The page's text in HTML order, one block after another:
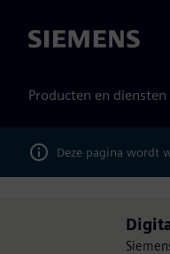
Siemens
Producten en diensten
Deze pagina wordt